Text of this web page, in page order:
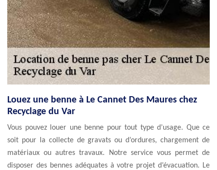
Louez une benne à Le Cannet Des Maures chez
Recyclage du Var
Vous pouvez louer une benne pour tout type d’usage. Que ce
soit pour la collecte de gravats ou d’ordures, chargement de
matériaux ou autres travaux. Notre service vous permet de
disposer des bennes adéquates à votre projet d’évacuation. Le